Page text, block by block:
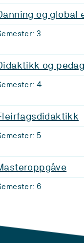
og global
3
og
4
5
6